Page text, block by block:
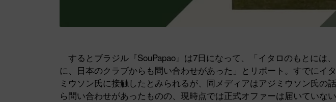
するとブラジル『SouPapao』は7日になって、「イタロのもとには
に、日本のクラブからも問い合わせがあった」とリポート。すでにイ
ミウソン氏に接触したとみられるが、同メディアはアジミウソン氏の
ら問い合わせがあったものの、現時点では正式オファーは届いていない